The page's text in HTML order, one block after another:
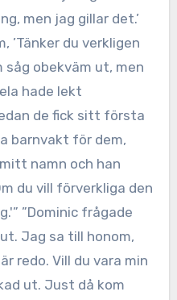
men jag gillar det.’
’Tänker du verkligen
såg obekväm ut, men
hade lekt
de fick sitt första
barnvakt för dem,
namn och han
du vill förverkliga den
”Dominic frågade
Jag sa till honom,
redo. Vill du vara min
ut. Just då kom